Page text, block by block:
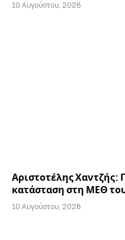
10 Αυγούστου, 2026
Αριστοτέλης Χαντζής:
κατάσταση στη ΜΕΘ
10 Αυγούστου, 2026